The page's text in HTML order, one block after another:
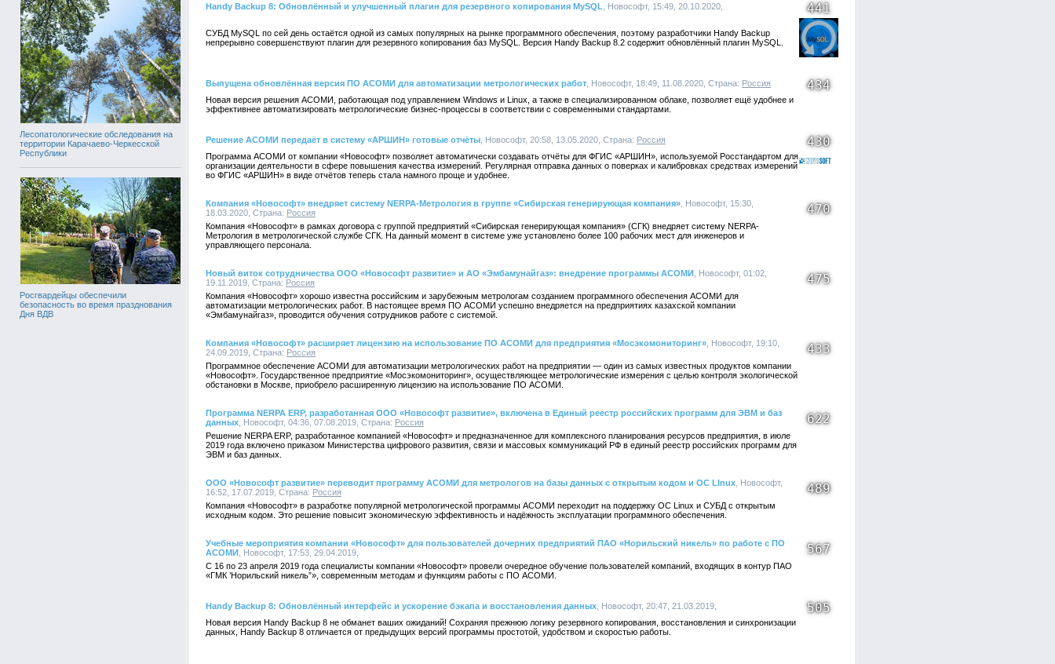
Лесопатологические обследования на
территории Карачаево-Черкесской
Республики
Росгвардейцы обеспечили
безопасность во время празднования
Дня ВДВ
Handy Backup 8: Обновлённый и улучшенный плагин для резервного копирования MySQL , Новософт, 15:49, 20.10.2020, 441
СУБД MySQL по сей день остаётся одной из самых популярных на рынке программного обеспечения, поэтому разработчики Handy Backup
непрерывно совершенствуют плагин для резервного копирования баз MySQL. Версия Handy Backup 8.2 содержит обновлённый плагин MySQL.
Выпущена обновлённая версия ПО АСОМИ для автоматизации метрологических работ , Новософт, 18:49, 11.08.2020, Страна: Россия 434
Новая версия решения АСОМИ, работающая под управлением Windows и Linux, а также в специализированном облаке, позволяет ещё удобнее и
эффективнее автоматизировать метрологические бизнес-процессы в соответствии с современными стандартами.
Решение АСОМИ передаёт в систему «АРШИН» готовые отчёты , Новософт, 20:58, 13.05.2020, Страна: Россия 430
Программа АСОМИ от компании «Новософт» позволяет автоматически создавать отчёты для ФГИС «АРШИН», используемой Росстандартом для
организации деятельности в сфере повышения качества измерений. Регулярная отправка данных о поверках и калибровках средствах измерений
во ФГИС «АРШИН» в виде отчётов теперь стала намного проще и удобнее.
Компания «Новософт» внедряет систему NERPA-Метрология в группе «Сибирская генерирующая компания» , Новософт, 15:30,
18.03.2020, Страна: Россия 470
Компания «Новософт» в рамках договора с группой предприятий «Сибирская генерирующая компания» (СГК) внедряет систему NERPA-
Метрология в метрологической службе СГК. На данный момент в системе уже установлено более 100 рабочих мест для инженеров и
управляющего персонала.
Новый виток сотрудничества ООО «Новософт развитие» и АО «Эмбамунайгаз»: внедрение программы АСОМИ , Новософт, 01:02,
19.11.2019, Страна: Россия 475
Компания «Новософт» хорошо известна российским и зарубежным метрологам созданием программного обеспечения АСОМИ для
автоматизации метрологических работ. В настоящее время ПО АСОМИ успешно внедряется на предприятиях казахской компании
«Эмбамунайгаз», проводится обучения сотрудников работе с системой.
Компания «Новософт» расширяет лицензию на использование ПО АСОМИ для предприятия «Мосэкомониторинг» , Новософт, 19:10,
24.09.2019, Страна: Россия 433
Программное обеспечение АСОМИ для автоматизации метрологических работ на предприятии — один из самых известных продуктов компании
«Новософт». Государственное предприятие «Мосэкомониторинг», осуществляющее метрологические измерения с целью контроля экологической
обстановки в Москве, приобрело расширенную лицензию на использование ПО АСОМИ.
Программа NERPA ERP, разработанная ООО «Новософт развитие», включена в Единый реестр российских программ для ЭВМ и баз
данных , Новософт, 04:36, 07.08.2019, Страна: Россия 622
Решение NERPA ERP, разработанное компанией «Новософт» и предназначенное для комплексного планирования ресурсов предприятия, в июле
2019 года включено приказом Министерства цифрового развития, связи и массовых коммуникаций РФ в единый реестр российских программ для
ЭВМ и баз данных.
ООО «Новософт развитие» переводит программу АСОМИ для метрологов на базы данных с открытым кодом и ОС LInux , Новософт,
16:52, 17.07.2019, Страна: Россия 489
Компания «Новософт» в разработке популярной метрологической программы АСОМИ переходит на поддержку ОС Linux и СУБД с открытым
исходным кодом. Это решение повысит экономическую эффективность и надёжность эксплуатации программного обеспечения.
Учебные мероприятия компании «Новософт» для пользователей дочерних предприятий ПАО «Норильский никель» по работе с ПО
АСОМИ , Новософт, 17:53, 29.04.2019, 567
С 16 по 23 апреля 2019 года специалисты компании «Новософт» провели очередное обучение пользователей компаний, входящих в контур ПАО
«ГМК ’Норильский никель”», современным методам и функциям работы с ПО АСОМИ.
Handy Backup 8: Обновлённый интерфейс и ускорение бэкапа и восстановления данных , Новософт, 20:47, 21.03.2019, 505
Новая версия Handy Backup 8 не обманет ваших ожиданий! Сохраняя прежнюю логику резервного копирования, восстановления и синхронизации
данных, Handy Backup 8 отличается от предыдущих версий программы простотой, удобством и скоростью работы.